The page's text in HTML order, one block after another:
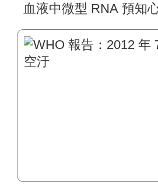
血液中微型 RNA 預知